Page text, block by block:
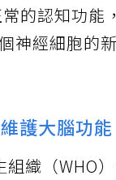
的認知功能
神經細胞的
護大腦功能
織（WHO